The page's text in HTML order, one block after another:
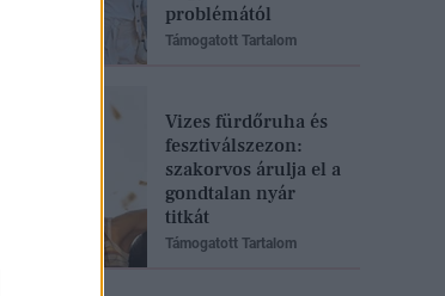
problémától
Támogatott Tartalom
Vizes fürdőruha és
fesztiválszezon:
szakorvos árulja el a
gondtalan nyár
titkát
Támogatott Tartalom